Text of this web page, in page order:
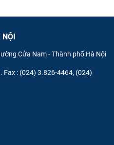
NỘI
Cửa Nam - Thành phố Hà Nội
Fax : (024) 3.826-4464, (024)